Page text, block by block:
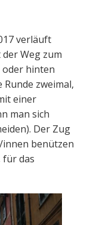
verläuft
Weg zum
oder hinten
zweimal,
einer
man sich
Der Zug
innen benützen
für das